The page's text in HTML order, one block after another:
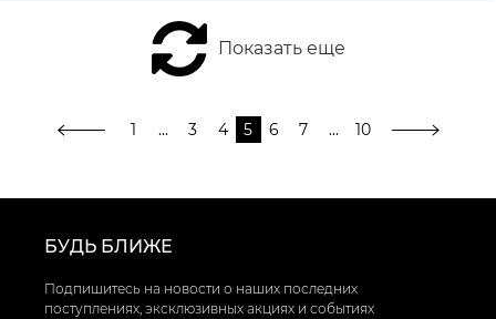
Показать еще
1 ... 3 4 5 6 7 ... 10
БУДЬ БЛИЖЕ
Подпишитесь на новости о наших последних
поступлениях, эксклюзивных акциях и событиях